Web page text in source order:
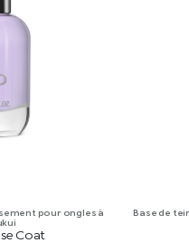
pour ongles à
Coat
Base de